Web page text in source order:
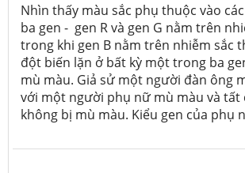
Nhìn thấy màu sắc phụ thuộc vào
ba gen - gen R và gen G nằm trên
trong khi gen B nằm trên nhiễm sắc
đột biến lặn ở bất kỳ một trong ba
mù màu. Giả sử một người đàn ông
với một người phụ nữ mù màu và tất
không bị mù màu. Kiểu gen của phụ